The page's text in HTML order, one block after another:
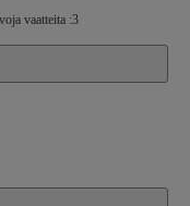
vaatteita :3